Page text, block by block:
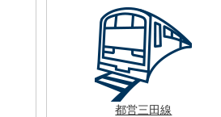
都営三田線